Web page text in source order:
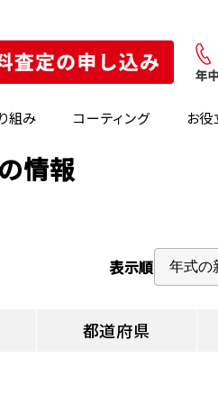
組み コーティング お
情報
表示順
都道府県